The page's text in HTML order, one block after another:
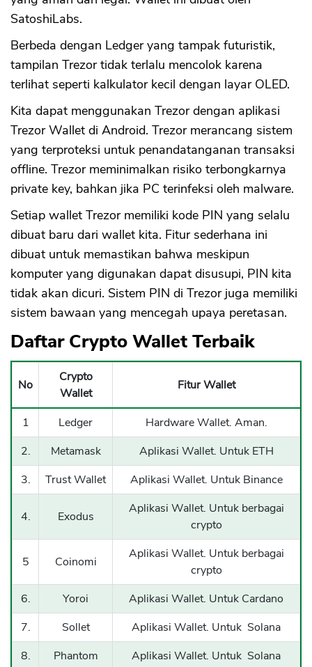
SatoshiLabs.
Berbeda dengan Ledger yang tampak futuristik,
tampilan Trezor tidak terlalu mencolok karena
terlihat seperti kalkulator kecil dengan layar OLED.
Kita dapat menggunakan Trezor dengan aplikasi
Trezor Wallet di Android. Trezor merancang sistem
yang terproteksi untuk penandatanganan transaksi
offline. Trezor meminimalkan risiko terbongkarnya
private key, bahkan jika PC terinfeksi oleh malware.
Setiap wallet Trezor memiliki kode PIN yang selalu
dibuat baru dari wallet kita. Fitur sederhana ini
dibuat untuk memastikan bahwa meskipun
komputer yang digunakan dapat disusupi, PIN kita
tidak akan dicuri. Sistem PIN di Trezor juga memiliki
sistem bawaan yang mencegah upaya peretasan.
Daftar Crypto Wallet Terbaik
No
Crypto
Wallet
Fitur Wallet
1 Ledger
Hardware Wallet. Aman.
2.
Metamask
Aplikasi Wallet. Untuk ETH
3.
Trust Wallet Aplikasi Wallet. Untuk Binance
4. Exodus
Aplikasi Wallet. Untuk berbagai
crypto
5 Coinomi
Aplikasi Wallet. Untuk berbagai
crypto
6.
Yoroi
Aplikasi Wallet. Untuk Cardano
7.
Sollet
Aplikasi Wallet. Untuk Solana
8.
Phantom
Aplikasi Wallet. Untuk Solana